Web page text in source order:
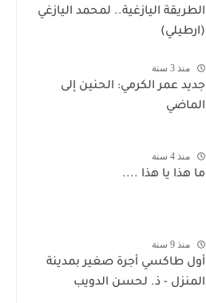
الطريقة اليازغية.. لمحمد اليازغي
(ارطيلي)
منذ 3 سنة
جديد عمر الكرمي: الحنين إلى
الماضي
منذ 4 سنة
ما هذا يا هذا ....
منذ 9 سنة
أول طاكسي أجرة صغير بمدينة
المنزل - ذ. لحسن الدويب